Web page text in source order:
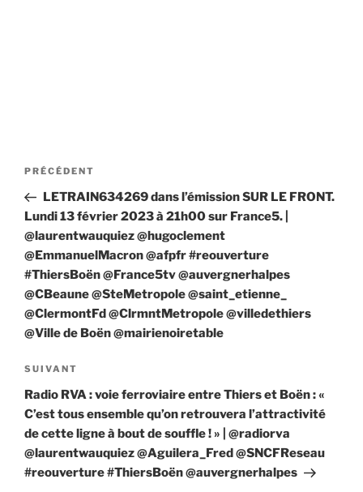
Navigation
l’article
Article
précédent
PRÉCÉDENT
LETRAIN634269 dans l’émission SUR LE FRONT.
Lundi 13 février 2023 à 21h00 sur France5. |
@laurentwauquiez @hugoclement
@EmmanuelMacron @afpfr #reouverture
#ThiersBoën @France5tv @auvergnerhalpes
@CBeaune @SteMetropole @saint_etienne_
@ClermontFd @ClrmntMetropole @villedethiers
@Ville de Boën @mairienoiretable
Article
suivant
SUIVANT
Radio RVA : voie ferroviaire entre Thiers et Boën : «
C’est tous ensemble qu’on retrouvera l’attractivité
de cette ligne à bout de souffle ! » | @radiorva
@laurentwauquiez @Aguilera_Fred @SNCFReseau
#reouverture #ThiersBoën @auvergnerhalpes